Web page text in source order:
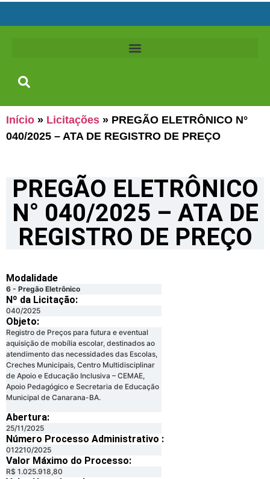
Início » Licitações » PREGÃO ELETRÔNICO N°
040/2025 – ATA DE REGISTRO DE PREÇO
PREGÃO ELETRÔNICO
N° 040/2025 – ATA DE
REGISTRO DE PREÇO
Modalidade
6 - Pregão Eletrônico
Nº da Licitação: ​​
040/2025
Objeto:
Registro de Preços para futura e eventual
aquisição de mobília escolar, destinados ao
atendimento das necessidades das Escolas,
Creches Municipais, Centro Multidisciplinar
de Apoio e Educação Inclusiva – CEMAE,
Apoio Pedagógico e Secretaria de Educação
Municipal de Canarana-BA.
Abertura:
25/11/2025
Número Processo Administrativo :
012210/2025
Valor Máximo do Processo: ​
R$ 1.025.918,80